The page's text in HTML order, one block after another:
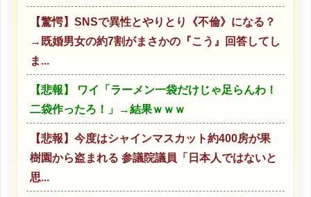
【驚愕】SNSで異性とやりとり《不倫》になる？
→既婚男女の約7割がまさかの『こう』回答してし
ま...
【悲報】 ワイ「ラーメン一袋だけじゃ足らんわ！
二袋作ったろ！」→結果ｗｗｗ
【悲報】今度はシャインマスカット約400房が果
樹園から盗まれる 参議院議員「日本人ではないと
思...